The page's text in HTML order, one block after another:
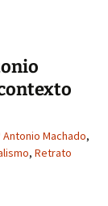
Antonio Machado,
, Retrato